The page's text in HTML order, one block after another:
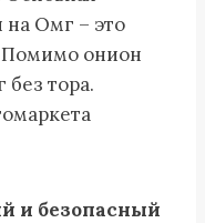
на Омг – это
Помимо онион
без тора.
и безопасный